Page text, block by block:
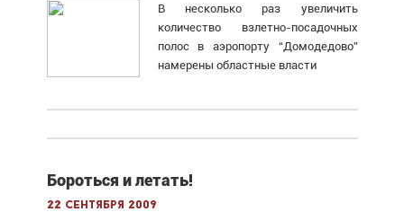
В несколько раз увеличить
количество взлетно-посадочных
полос в аэропорту “Домодедово”
намерены областные власти
Бороться и летать!
22 сентября 2009